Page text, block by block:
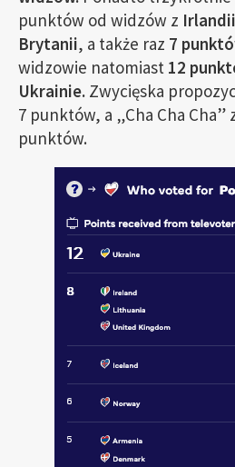
punktów od widzów z
Brytanii, a także raz 7
widzowie natomiast 12
Ukrainie. Zwycięska
7 punktów, a „Cha Cha Cha”
punktów.